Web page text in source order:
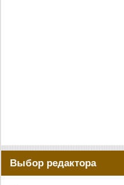
Выбор редактора